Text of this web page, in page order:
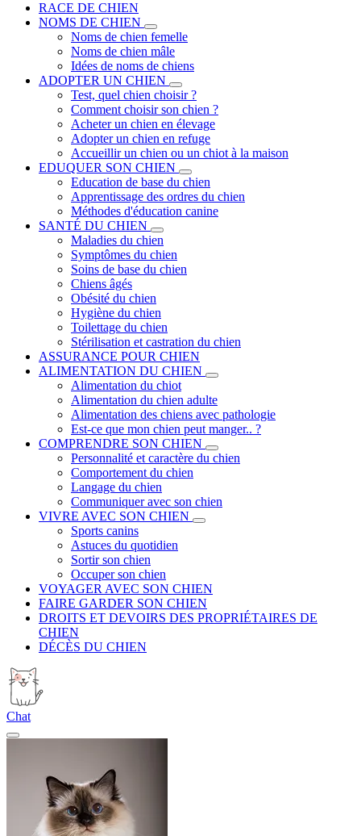
RACE DE CHIEN
NOMS DE CHIEN
Noms de chien femelle
Noms de chien mâle
Idées de noms de chiens
ADOPTER UN CHIEN
Test, quel chien choisir ?
Comment choisir son chien ?
Acheter un chien en élevage
Adopter un chien en refuge
Accueillir un chien ou un chiot à la maison
EDUQUER SON CHIEN
Education de base du chien
Apprentissage des ordres du chien
Méthodes d'éducation canine
SANTÉ DU CHIEN
Maladies du chien
Symptômes du chien
Soins de base du chien
Chiens âgés
Obésité du chien
Hygiène du chien
Toilettage du chien
Stérilisation et castration du chien
ASSURANCE POUR CHIEN
ALIMENTATION DU CHIEN
Alimentation du chiot
Alimentation du chien adulte
Alimentation des chiens avec pathologie
Est-ce que mon chien peut manger.. ?
COMPRENDRE SON CHIEN
Personnalité et caractère du chien
Comportement du chien
Langage du chien
Communiquer avec son chien
VIVRE AVEC SON CHIEN
Sports canins
Astuces du quotidien
Sortir son chien
Occuper son chien
VOYAGER AVEC SON CHIEN
FAIRE GARDER SON CHIEN
DROITS ET DEVOIRS DES PROPRIÉTAIRES DE
CHIEN
DÉCÈS DU CHIEN
Chat